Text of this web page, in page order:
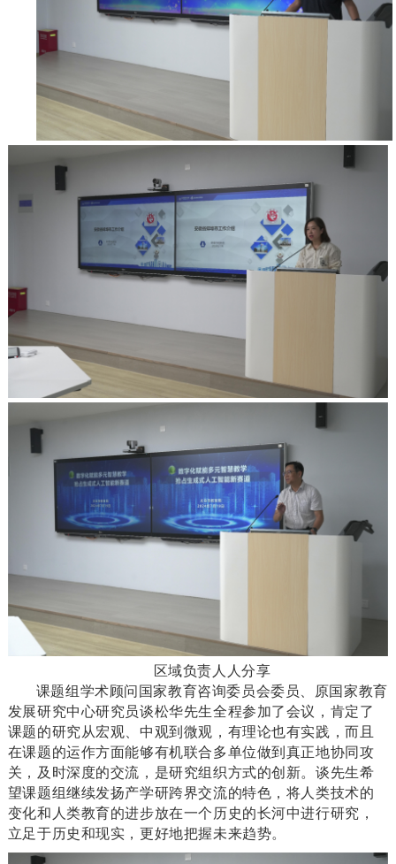
区域负责人人分享
课题组学术顾问国家教育咨询委员会委员、原国家教育
发展研究中心研究员谈松华先生全程参加了会议，肯定了
课题的研究从宏观、中观到微观，有理论也有实践，而且
在课题的运作方面能够有机联合多单位做到真正地协同攻
关，及时深度的交流，是研究组织方式的创新。谈先生希
望课题组继续发扬产学研跨界交流的特色，将人类技术的
变化和人类教育的进步放在一个历史的长河中进行研究，
立足于历史和现实，更好地把握未来趋势。